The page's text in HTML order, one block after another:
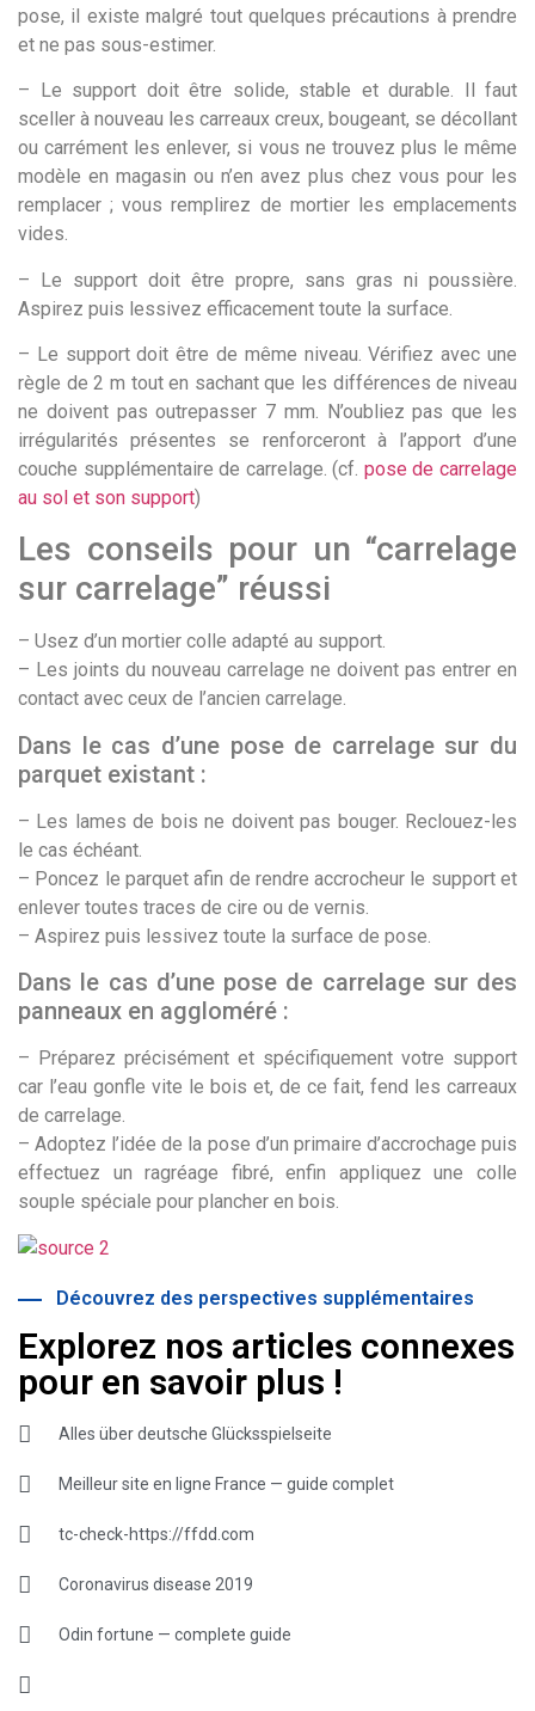
pose, il existe malgré tout quelques précautions à prendre
et ne pas sous-estimer.
– Le support doit être solide, stable et durable. Il faut
sceller à nouveau les carreaux creux, bougeant, se décollant
ou carrément les enlever, si vous ne trouvez plus le même
modèle en magasin ou n’en avez plus chez vous pour les
remplacer ; vous remplirez de mortier les emplacements
vides.
– Le support doit être propre, sans gras ni poussière.
Aspirez puis lessivez efficacement toute la surface.
– Le support doit être de même niveau. Vérifiez avec une
règle de 2 m tout en sachant que les différences de niveau
ne doivent pas outrepasser 7 mm. N’oubliez pas que les
irrégularités présentes se renforceront à l’apport d’une
couche supplémentaire de carrelage. (cf. pose de carrelage
au sol et son support)
Les conseils pour un “carrelage
sur carrelage” réussi
– Usez d’un mortier colle adapté au support.
– Les joints du nouveau carrelage ne doivent pas entrer en
contact avec ceux de l’ancien carrelage.
Dans le cas d’une pose de carrelage sur du
parquet existant :
– Les lames de bois ne doivent pas bouger. Reclouez-les
le cas échéant.
– Poncez le parquet afin de rendre accrocheur le support et
enlever toutes traces de cire ou de vernis.
– Aspirez puis lessivez toute la surface de pose.
Dans le cas d’une pose de carrelage sur des
panneaux en aggloméré :
– Préparez précisément et spécifiquement votre support
car l’eau gonfle vite le bois et, de ce fait, fend les carreaux
de carrelage.
– Adoptez l’idée de la pose d’un primaire d’accrochage puis
effectuez un ragréage fibré, enfin appliquez une colle
souple spéciale pour plancher en bois.
Découvrez des perspectives supplémentaires
Explorez nos articles connexes
pour en savoir plus !
Alles über deutsche Glücksspielseite
Meilleur site en ligne France — guide complet
tc-check-https://ffdd.com
Coronavirus disease 2019
Odin fortune — complete guide